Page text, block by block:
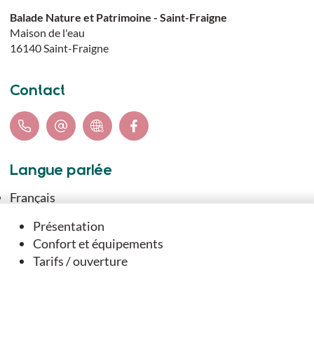
Présentation
Confort et équipements
Tarifs / ouverture
Balade Nature et Patrimoine - Saint-Fraigne
Maison de l'eau
16140Saint-Fraigne
Contact
Langue parlée
Français